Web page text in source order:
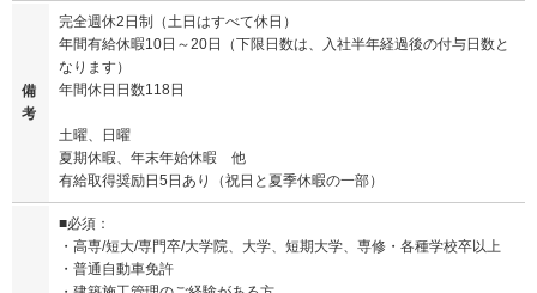
備
考
完全週休2日制（土日はすべて休日）
年間有給休暇10日～20日（下限日数は、入社半年経過後の付与日数と
なります）
年間休日日数118日
土曜、日曜
夏期休暇、年末年始休暇 他
有給取得奨励日5日あり（祝日と夏季休暇の一部）
■必須：
・高専/短大/専門卒/大学院、大学、短期大学、専修・各種学校卒以上
・普通自動車免許